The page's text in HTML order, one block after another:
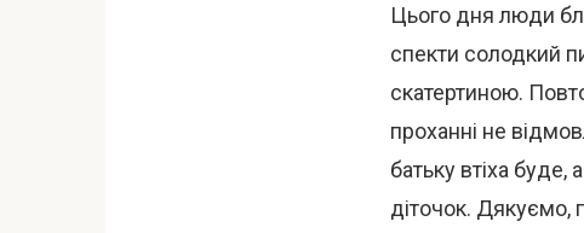
Цього дня люди
спекти солодкий
скатертиною.
проханні не
батьку втіха буде,
діточок. Дякуємо,